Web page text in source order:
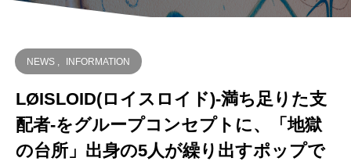
NEWS INFORMATION
LØISLOID(ロイスロイド)-満ち足りた支
配者-をグループコンセプトに、「地獄
の台所」出身の5人が繰り出すポップで